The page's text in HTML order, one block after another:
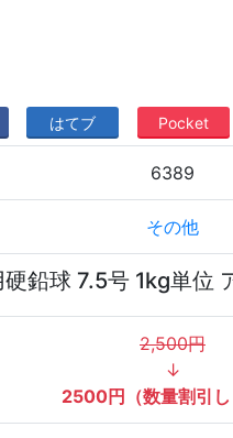
はてブ Pocket
6389
その他
鉛球 7.5号 1kg単位
2,500円
↓
2500円（数量割引し